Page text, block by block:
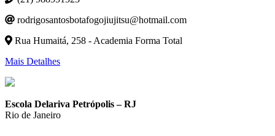
rodrigosantosbotafogojiujitsu@hotmail.com
Rua Humaitá, 258 - Academia Forma Total
Mais Detalhes
Escola Delariva Petrópolis – RJ
Rio de Janeiro